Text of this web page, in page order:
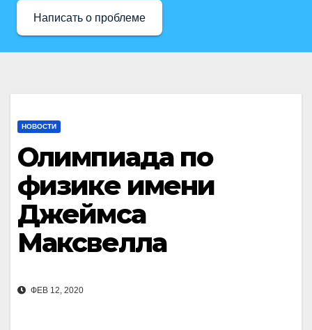
Написать о проблеме
НОВОСТИ
Олимпиада по
физике имени
Джеймса
Максвелла
ФЕВ 12, 2020